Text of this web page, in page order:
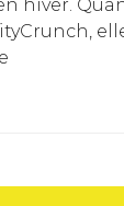
hiver.